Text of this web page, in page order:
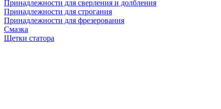
Принадлежности для сверления и долбления
Принадлежности для строгания
Принадлежности для фрезерования
Смазка
Щетки статора